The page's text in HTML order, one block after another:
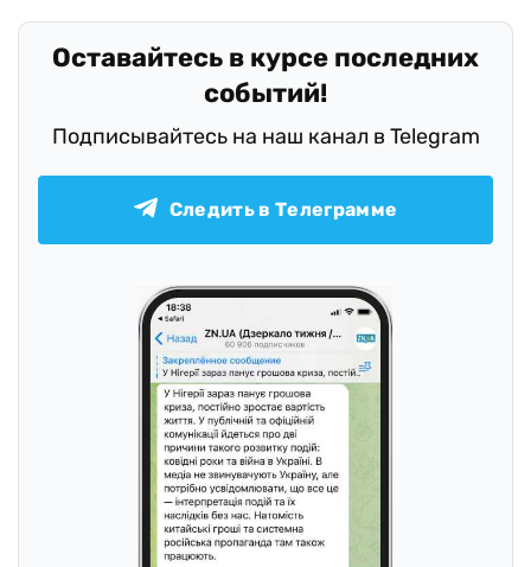
Оставайтесь в курсе последних
событий!
Подписывайтесь на наш канал в Telegram
Следить в Телеграмме